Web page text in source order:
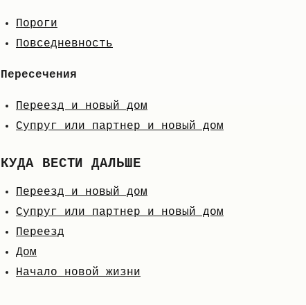
Пороги
Повседневность
Пересечения
Переезд и новый дом
Супруг или партнер и новый дом
КУДА ВЕСТИ ДАЛЬШЕ
Переезд и новый дом
Супруг или партнер и новый дом
Переезд
Дом
Начало новой жизни